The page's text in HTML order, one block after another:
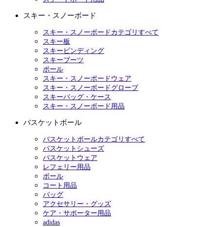
スキー・スノーボード
スキー・スノーボードカテゴリすべて
スキー板
スキービンディング
スキーブーツ
ポール
スキー・スノーボードウェア
スキー・スノーボードグローブ
スキーバッグ・ケース
スキー・スノーボード用品
バスケットボール
バスケットボールカテゴリすべて
バスケットシューズ
バスケットウェア
レフェリー用品
ボール
コート用品
バッグ
アクセサリー・グッズ
ケア・サポーター用品
adidas